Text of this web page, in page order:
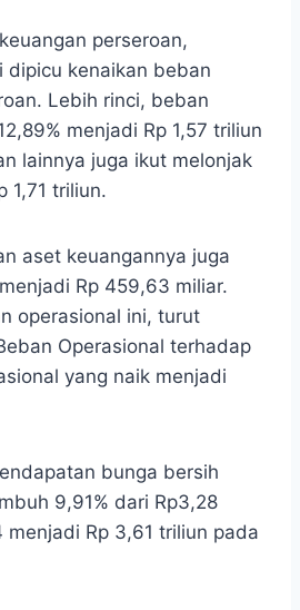
perseroan,
dipicu kenaikan beban
Lebih rinci, beban
menjadi Rp 1,57 triliun
lainnya juga ikut melonjak
1,71 triliun.
aset keuangannya juga
Rp 459,63 miliar.
operasional ini, turut
Operasional terhadap
yang naik menjadi
bunga bersih
9,91% dari Rp3,28
Rp 3,61 triliun pada